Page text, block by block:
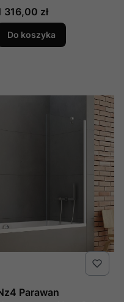
80x140 Czyste 6mm
Shield 2.0 Wsp.
Prostopadły, Producent:
Trendy, Numer Kat:
316,00 zł
Do koszyka
Parawan